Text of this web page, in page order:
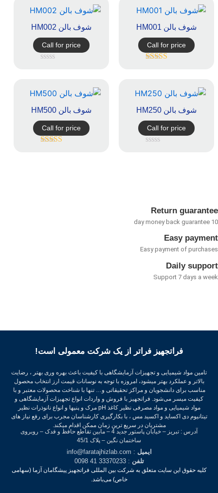
شوف بالن HM001
Call for price
شوف بالن HM002
Call for price
5
شوف بالن HM250
Call for price
شوف بالن HM500
Call for price
Return
Easy
Easy payment of
Daily
Support 7 days a
فراتجهیز فراتر از یک شرکت معمولی است!
تامین مواد شیمیایی و تجهیزات آزمایشگاهی با کیفیت باعث بهره وری بهتر ، رضایت
بالاتر و عملکرد بهتر میشود، امروزه با توجه به نوسانات قیمت ارز انتخاب محصول
مناسب برای دانشجویان و مراکز تحقیقاتی و… تنها با شناخت محصولات معتبر و با
کیفیت میسر می‌شود.فراتجهیز با فروش و واردات انواع تجهیزات آزمایشگاهی و
مواد شیمیایی و مواد مصرفی نظیر کاغذ pH مرک و پنپها و انواع نانوذرات نظیر
تیتانیوم دی اکساید و اکسید مس ، با بکارگیری کارشناسان مجرب برای رفع نیاز های
مشتریان در سریع ترین زمان ممکن اقدام میکند.
آدرس : تبریز – خیابان پاستور جدید 4 – مابین تقاطع حافظ و فدک – روبروی
ساختمان نگین – پلاک 45/1
ایمیل: info@faratajhizlab.com
تلفن: 33370233 41 0098
کلیه حقوق این سایت متعلق به شرکت بین المللی فراتجهیز پیشگامان آزما (سهامی
خاص) می‌باشد.